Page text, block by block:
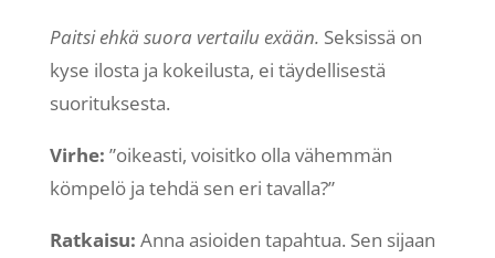
Paitsi ehkä suora vertailu exään. Seksissä on
kyse ilosta ja kokeilusta, ei täydellisestä
suorituksesta.
Virhe: ”oikeasti, voisitko olla vähemmän
kömpelö ja tehdä sen eri tavalla?”
Ratkaisu: Anna asioiden tapahtua. Sen sijaan